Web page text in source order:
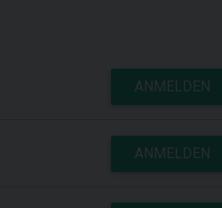
ANMELDEN
ANMELDEN